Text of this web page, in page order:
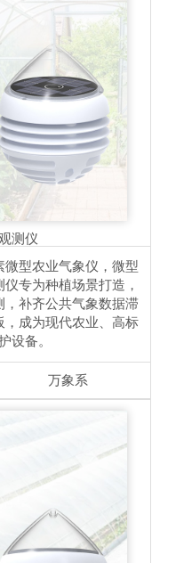
测仪
型农业气象仪，微型
专为种植场景打造，
补齐公共气象数据滞
，成为现代农业、高标
设备。
万象系